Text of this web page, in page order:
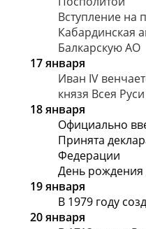
Вступление на
Кабардинская
Балкарскую АО
17 января
Иван IV
князя Всея Руси
18 января
Официально
Принята
Федерации
День рождения
19 января
В 1979 году
20 января